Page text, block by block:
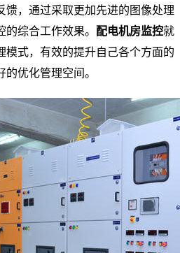
馈，通过采取更加先进的图像处理
综合工作效果。 配电机房监控就
模式，有效的提升自己各个方面的
优化管理空间。